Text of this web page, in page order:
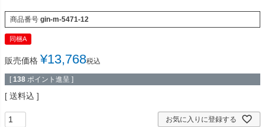
商品番号 gin-m-5471-12
同梱A
販売価格 ¥13,768税込
[ 138 ポイント進呈 ]
送料込
お気に入りに登録する